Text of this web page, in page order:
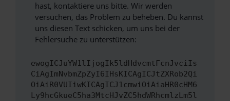
hast, kontaktiere uns bitte. Wir werden
versuchen, das Problem zu beheben. Du kannst
uns diesen Text schicken, um uns bei der
Fehlersuche zu unterstützen:
ewogICJuYW1lIjogIk5ldHdvcmtFcnJvciIs
CiAgImNvbmZpZyI6IHsKICAgICJtZXRob2Qi
OiAiR0VUIiwKICAgICJ1cmwiOiAiaHR0cHM6
Ly9hcGkueC5ha3MtcHJvZC5hdWRhcmlzLm5l